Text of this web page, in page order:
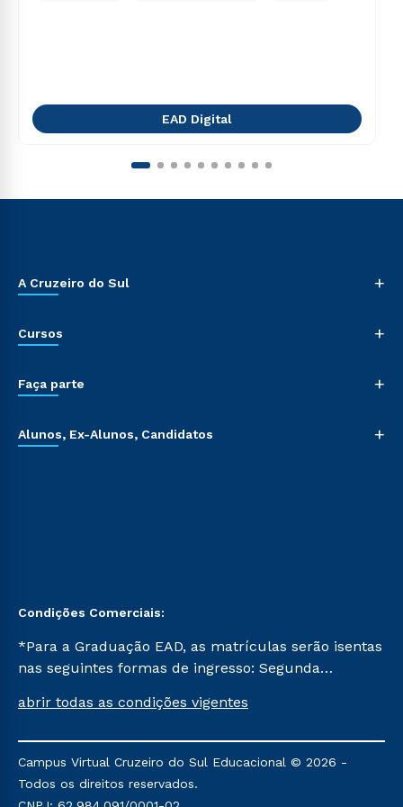
EAD Digital
A Cruzeiro do Sul +
Cursos +
Faça parte +
Alunos, Ex-Alunos, Candidatos +
Condições Comerciais:
*Para a Graduação EAD, as matrículas serão isentas
nas seguintes formas de ingresso: Segunda
Já para as demais, a taxa de matrícula será de R$
mencionadas são referentes aos cursos: Ensino
Religioso, Geografia para a Docência e Metodologia
do Ensino de História: Questões Atuais.
abrir todas as condições vigentes
Campus Virtual Cruzeiro do Sul Educacional © 2026 -
Todos os direitos reservados.